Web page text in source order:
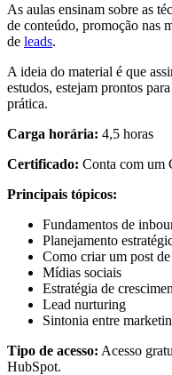
As aulas ensinam sobre as
de conteúdo, promoção nas
de leads.
A ideia do material é que
estudos, estejam prontos
prática.
Carga horária: 4,5 horas
Certificado: Conta com um
Principais tópicos:
Fundamentos de
Planejamento
Como criar um post
Mídias sociais
Estratégia de
Lead nurturing
Sintonia entre
Tipo de acesso: Acesso
HubSpot.